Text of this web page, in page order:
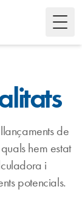
de
hem estat
i
potencials.